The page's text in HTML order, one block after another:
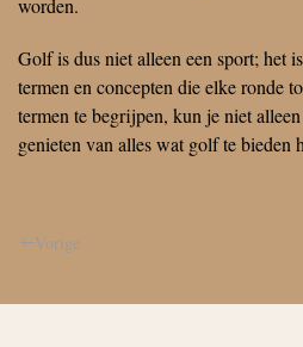
worden.
Golf is dus niet alleen een sport; het
termen en concepten die elke ronde
termen te begrijpen, kun je niet
genieten van alles wat golf te bieden
Vorige